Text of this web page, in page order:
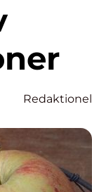
Redaktionel